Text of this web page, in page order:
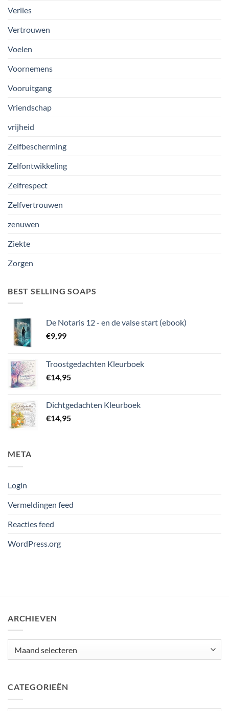
Verlies
Vertrouwen
Voelen
Voornemens
Vooruitgang
Vriendschap
vrijheid
Zelfbescherming
Zelfontwikkeling
Zelfrespect
Zelfvertrouwen
zenuwen
Ziekte
Zorgen
BEST SELLING SOAPS
De Notaris 12 - en de valse start (ebook)
€9,99
Troostgedachten Kleurboek
€14,95
Dichtgedachten Kleurboek
€14,95
META
Login
Vermeldingen feed
Reacties feed
WordPress.org
ARCHIEVEN
CATEGORIEËN